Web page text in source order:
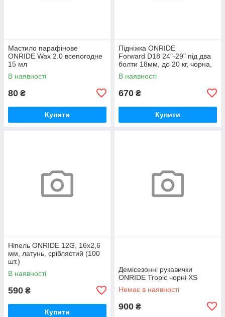
Мастило парафінове
ONRIDE Wax 2.0 всепогодне
15 мл
В наявності
80 ₴
Купити
Підніжка ONRIDE
Forward D18 24"-29" під два
болти 18мм, до 20 кг, чорна,
polybag
В наявності
670 ₴
Купити
Ніпель ONRIDE 12G, 16x2,6
мм, латунь, сріблястий (100
шт.)
В наявності
590 ₴
Купити
Демісезонні рукавички
ONRIDE Tropic чорні XS
Немає в наявності
900 ₴